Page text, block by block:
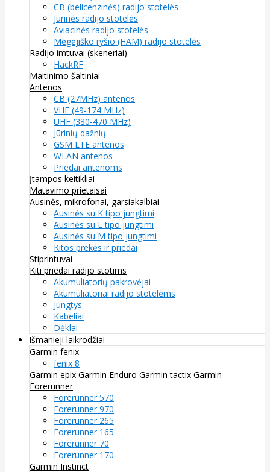
CB (belicenzinės) radijo stotelės
Jūrinės radijo stotelės
Aviacinės radijo stotelės
Mėgėjiško ryšio (HAM) radijo stotelės
Radijo imtuvai (skeneriai)
HackRF
Maitinimo šaltiniai
Antenos
CB (27MHz) antenos
VHF (49-174 MHz)
UHF (380-470 MHz)
Jūrinių dažnių
GSM LTE antenos
WLAN antenos
Priedai antenoms
Įtampos keitikliai
Matavimo prietaisai
Ausinės, mikrofonai, garsiakalbiai
Ausinės su K tipo jungtimi
Ausinės su L tipo jungtimi
Ausinės su M tipo jungtimi
Kitos prekės ir priedai
Stiprintuvai
Kiti priedai radijo stotims
Akumuliatorių pakrovėjai
Akumuliatoriai radijo stotelėms
Jungtys
Kabeliai
Dėklai
Išmanieji laikrodžiai
Garmin fenix
fenix 8
Garmin epix Garmin Enduro Garmin tactix Garmin
Forerunner
Forerunner 570
Forerunner 970
Forerunner 265
Forerunner 165
Forerunner 70
Forerunner 170
Garmin Instinct